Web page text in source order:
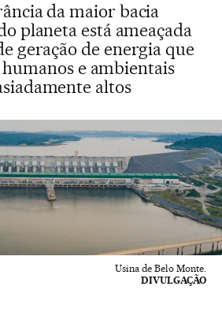
da maior bacia
planeta está ameaçada
geração de energia que
e ambientais
altos
Usina de Belo Monte.
DIVULGAÇÃO